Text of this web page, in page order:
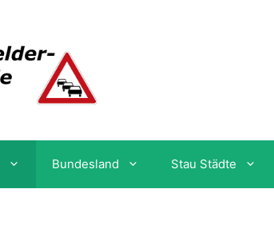
Bundesland Stau Städte